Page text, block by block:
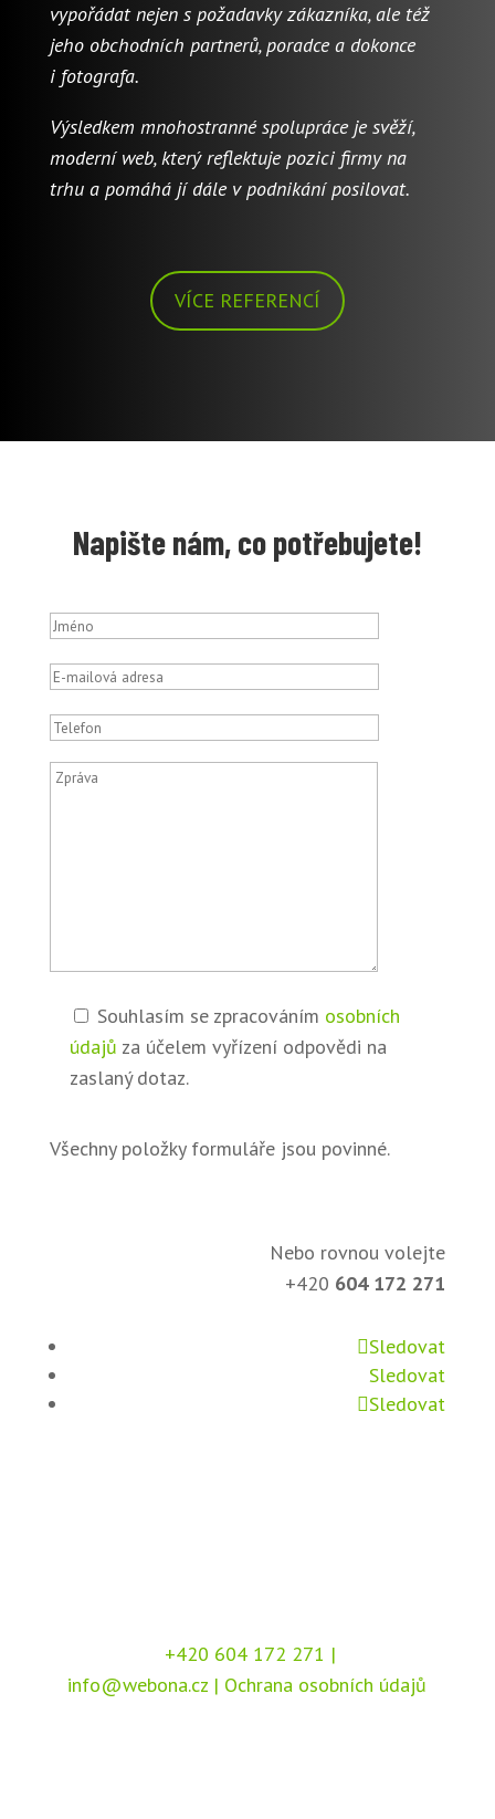
vypořádat nejen s požadavky zákazníka, ale též
jeho obchodních partnerů, poradce a dokonce
i fotografa.
Výsledkem mnohostranné spolupráce je svěží,
moderní web, který reflektuje pozici firmy na
trhu a pomáhá jí dále v podnikání posilovat.
VÍCE REFERENCÍ
Napište nám, co potřebujete!
Souhlasím se zpracováním osobních
údajů za účelem vyřízení odpovědi na
zaslaný dotaz.
Všechny položky formuláře jsou povinné.
Nebo rovnou volejte
+420 604 172 271
Sledovat
Sledovat
Sledovat
+420 604 172 271 |
info@webona.cz | Ochrana osobních údajů